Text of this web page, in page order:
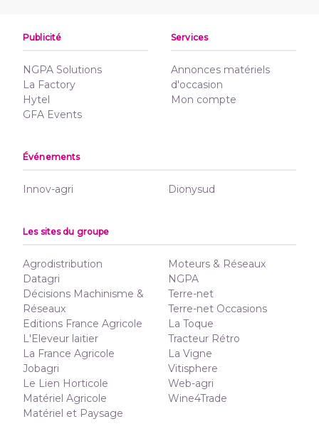
Publicité
NGPA Solutions
La Factory
Hytel
GFA Events
Services
Annonces matériels
d'occasion
Mon compte
Événements
Innov-agri Dionysud
Les sites du groupe
Agrodistribution
Datagri
Décisions Machinisme &
Réseaux
Editions France Agricole
L'Eleveur laitier
La France Agricole
Jobagri
Le Lien Horticole
Matériel Agricole
Matériel et Paysage
Moteurs & Réseaux
NGPA
Terre-net
Terre-net Occasions
La Toque
Tracteur Rétro
La Vigne
Vitisphere
Web-agri
Wine4Trade